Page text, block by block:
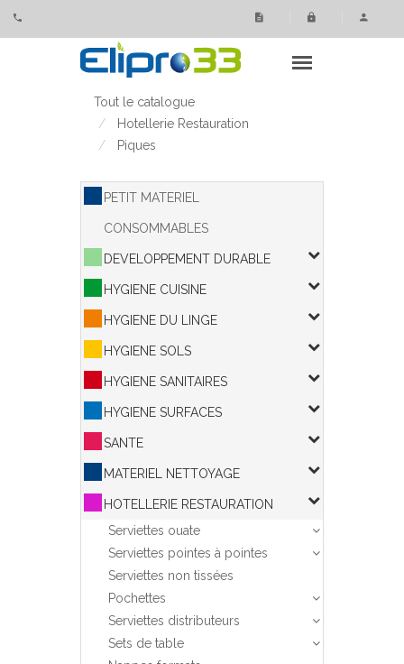
Tout le catalogue
Hotellerie Restauration
Piques
PETIT MATERIEL
CONSOMMABLES
DEVELOPPEMENT DURABLE
HYGIENE CUISINE
HYGIENE DU LINGE
HYGIENE SOLS
HYGIENE SANITAIRES
HYGIENE SURFACES
SANTE
MATERIEL NETTOYAGE
HOTELLERIE RESTAURATION
Serviettes ouate
Serviettes pointes à pointes
Serviettes non tissées
Pochettes
Serviettes distributeurs
Sets de table
Panneau de gestion des cookies